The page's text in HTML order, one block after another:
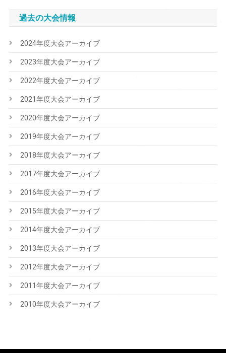
過去の大会情報
2024年度大会アーカイブ
2023年度大会アーカイブ
2022年度大会アーカイブ
2021年度大会アーカイブ
2020年度大会アーカイブ
2019年度大会アーカイブ
2018年度大会アーカイブ
2017年度大会アーカイブ
2016年度大会アーカイブ
2015年度大会アーカイブ
2014年度大会アーカイブ
2013年度大会アーカイブ
2012年度大会アーカイブ
2011年度大会アーカイブ
2010年度大会アーカイブ